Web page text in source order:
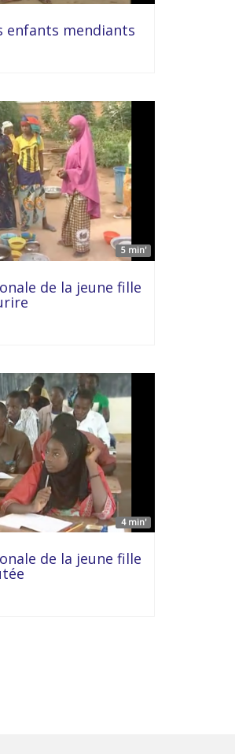
enfants mendiants
5 min'
de la jeune fille
4 min'
de la jeune fille